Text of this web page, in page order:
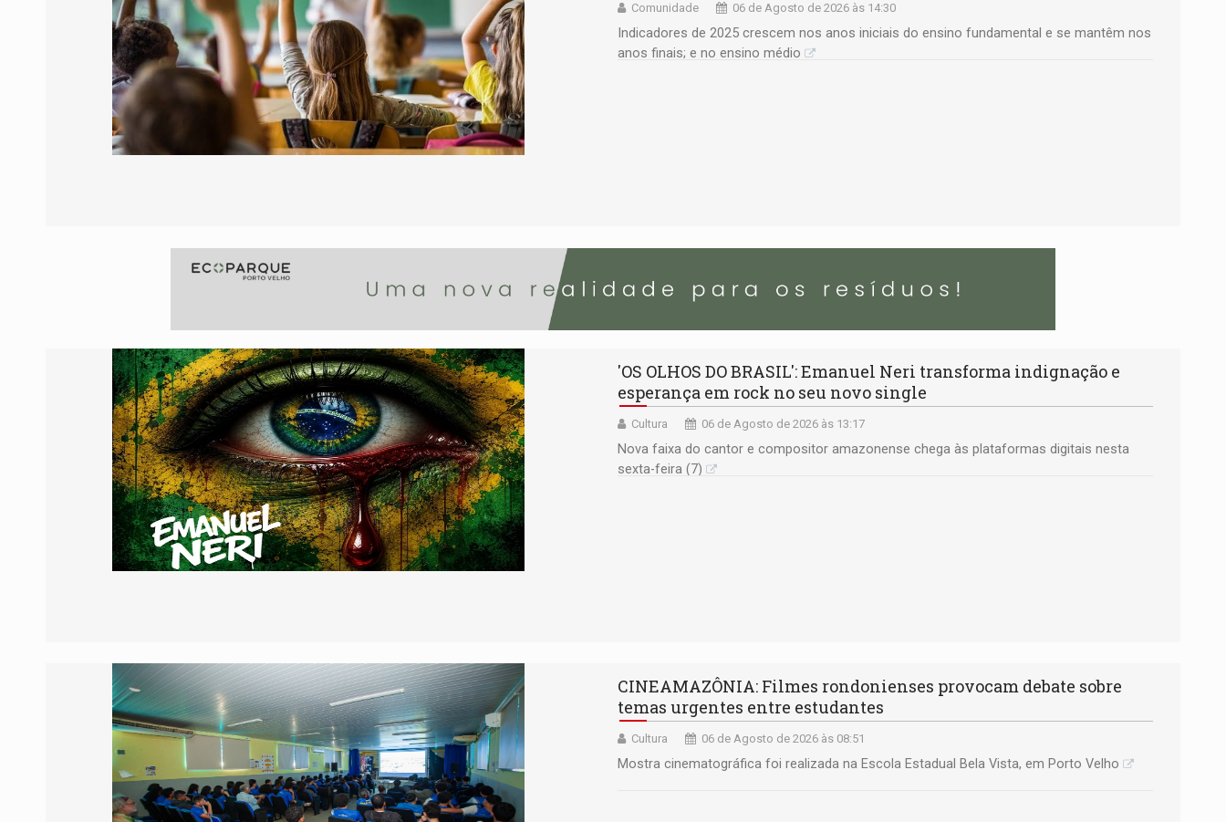
Comunidade 06 de Agosto de 2026 às 14:30
Indicadores de 2025 crescem nos anos iniciais do ensino fundamental e se mantêm nos
anos finais; e no ensino médio
'OS OLHOS DO BRASIL': Emanuel Neri transforma indignação e
esperança em rock no seu novo single
Cultura 06 de Agosto de 2026 às 13:17
Nova faixa do cantor e compositor amazonense chega às plataformas digitais nesta
sexta-feira (7)
CINEAMAZÔNIA: Filmes rondonienses provocam debate sobre
temas urgentes entre estudantes
Cultura 06 de Agosto de 2026 às 08:51
Mostra cinematográfica foi realizada na Escola Estadual Bela Vista, em Porto Velho